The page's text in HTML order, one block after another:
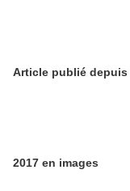
2017 en images